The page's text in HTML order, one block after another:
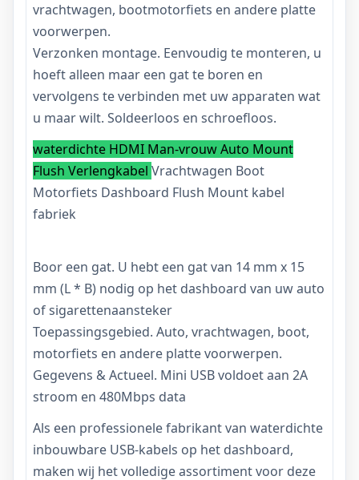
vrachtwagen, bootmotorfiets en andere platte
voorwerpen.
Verzonken montage. Eenvoudig te monteren, u
hoeft alleen maar een gat te boren en
vervolgens te verbinden met uw apparaten wat
u maar wilt. Soldeerloos en schroefloos.
waterdichte HDMI Man-vrouw Auto Mount
Flush Verlengkabel Vrachtwagen Boot
Motorfiets Dashboard Flush Mount kabel
fabriek
Boor een gat. U hebt een gat van 14 mm x 15
mm (L * B) nodig op het dashboard van uw auto
of sigarettenaansteker
Toepassingsgebied. Auto, vrachtwagen, boot,
motorfiets en andere platte voorwerpen.
Gegevens & Actueel. Mini USB voldoet aan 2A
stroom en 480Mbps data
Als een professionele fabrikant van waterdichte
inbouwbare USB-kabels op het dashboard,
maken wij het volledige assortiment voor deze